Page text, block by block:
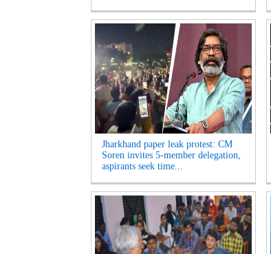
Jharkhand paper leak protest: CM
Soren invites 5-member delegation,
aspirants seek time...